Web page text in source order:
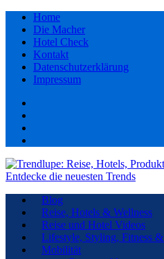
Home
Die Macher
Hotel Check
Kontakt
Datenschutzerklärung
Impressum
Blog
Reise, Hotels & Wellness
Reise und Hotel Videos
Lifestyle, Styling, Fitness
Mobilität